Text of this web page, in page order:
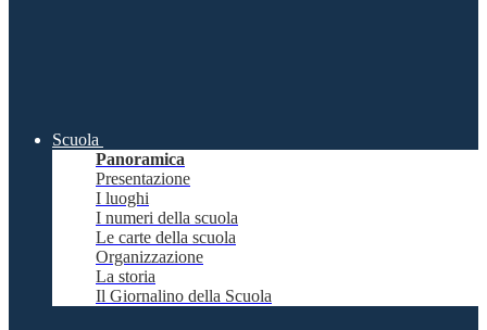
Scuola
Panoramica
Presentazione
I luoghi
I numeri della scuola
Le carte della scuola
Organizzazione
La storia
Il Giornalino della Scuola